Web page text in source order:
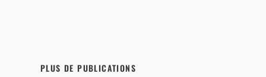
PLUS DE PUBLICATIONS